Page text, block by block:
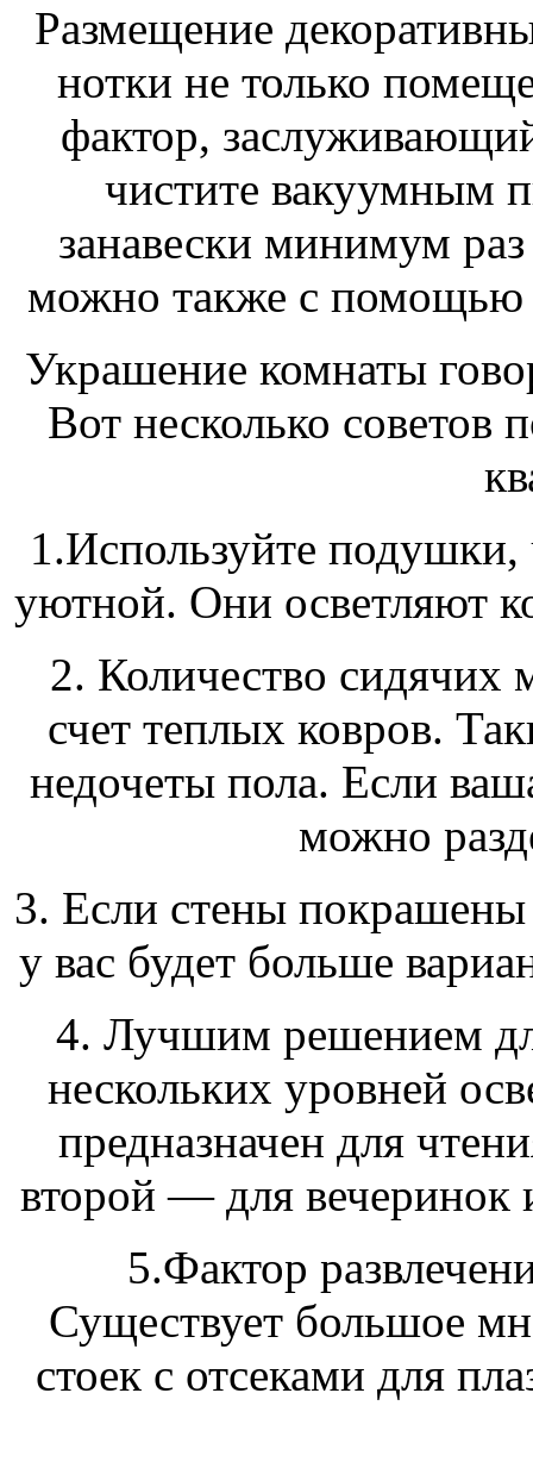
Размещение
нотки не только
фактор,
чистите вакуумным
занавески минимум
можно также с помощью
Украшение комнаты
Вот несколько советов
1.Используйте подушки,
уютной. Они осветляют
2. Количество сидячих
счет теплых ковров.
недочеты пола. Если
можно
3. Если стены покрашены
у вас будет больше
4. Лучшим решением
нескольких уровней
предназначен для
второй — для вечеринок
5.Фактор
Существует большое
стоек с отсеками для